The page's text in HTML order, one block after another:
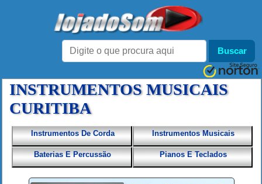
INSTRUMENTOS MUSICAIS
CURITIBA
Instrumentos De Corda Instrumentos Musicais
Baterias E Percussão Pianos E Teclados